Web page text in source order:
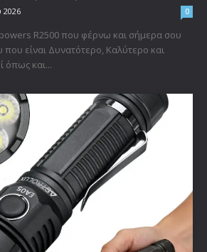
2026 0
R2500 που φέρνω και σήμερα σου
είναι Δυνατότερο, Καλύτερο και
όπως και...